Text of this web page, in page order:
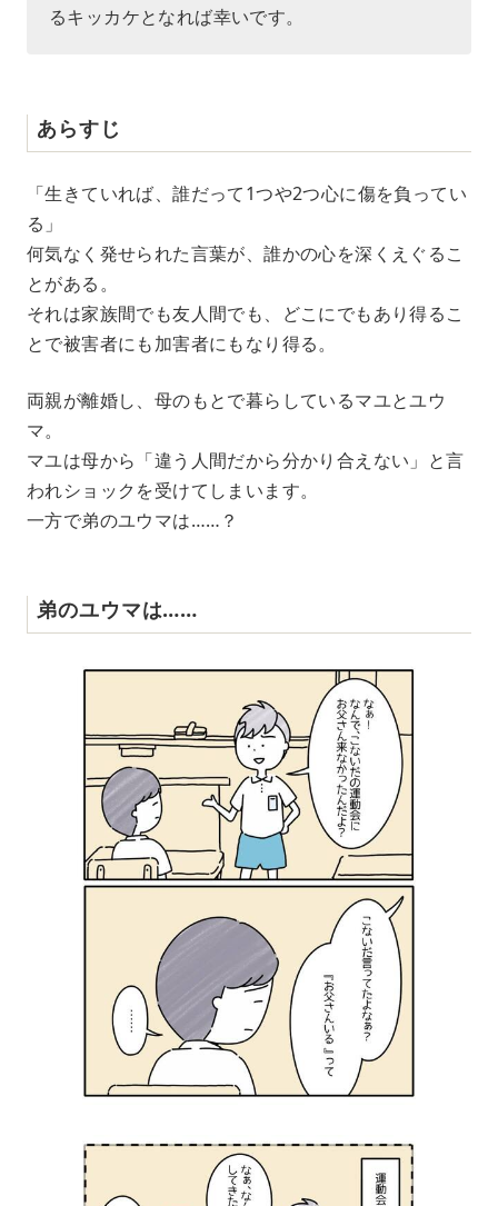
るキッカケとなれば幸いです。
あらすじ
「生きていれば、誰だって1つや2つ心に傷を負ってい
る」
何気なく発せられた言葉が、誰かの心を深くえぐるこ
とがある。
それは家族間でも友人間でも、どこにでもあり得るこ
とで被害者にも加害者にもなり得る。
両親が離婚し、母のもとで暮らしているマユとユウ
マ。
マユは母から「違う人間だから分かり合えない」と言
われショックを受けてしまいます。
一方で弟のユウマは……？
弟のユウマは……